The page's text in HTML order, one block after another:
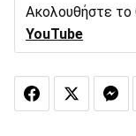
Ακολουθήστε το
YouTube